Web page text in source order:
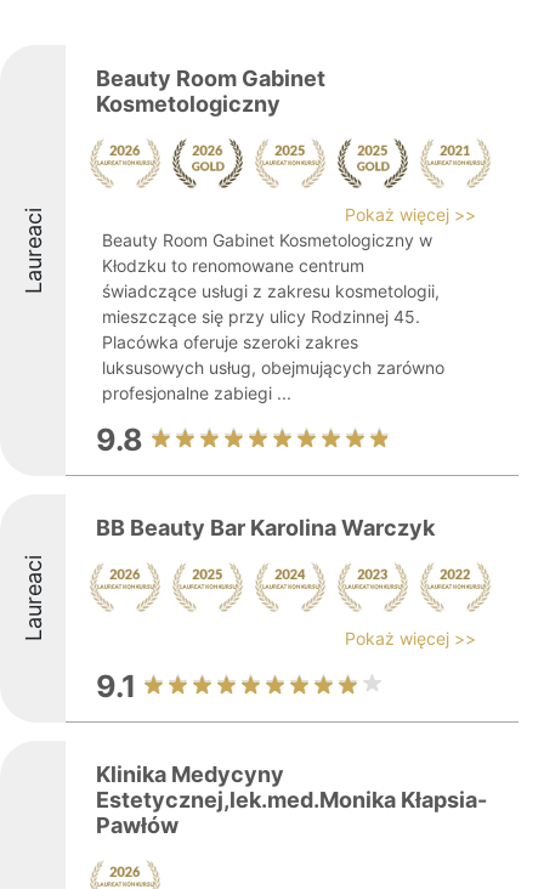
Laureaci
Beauty Room Gabinet
Kosmetologiczny
Pokaż więcej >>
Beauty Room Gabinet Kosmetologiczny w
Kłodzku to renomowane centrum
świadczące usługi z zakresu kosmetologii,
mieszczące się przy ulicy Rodzinnej 45.
Placówka oferuje szeroki zakres
luksusowych usług, obejmujących zarówno
profesjonalne zabiegi ...
9.8
Laureaci
BB Beauty Bar Karolina Warczyk
Pokaż więcej >>
9.1
Klinika Medycyny
Estetycznej,lek.med.Monika Kłapsia-
Pawłów